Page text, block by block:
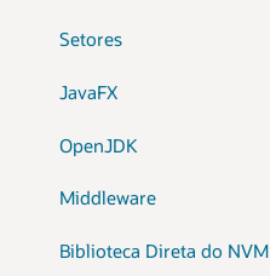
Setores
JavaFX
OpenJDK
Middleware
Biblioteca Direta do NVM